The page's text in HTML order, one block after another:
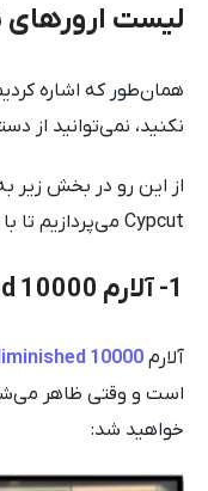
لیست ارورهای
همان‌طور که اشاره
نکنید، نمی‌توانید از
از این رو در بخش زیر
Cypcut می‌پردازیم تا با نوع خطا آشنا شوید:
1- آلارم Capacitance diminished 10000
آلارم 10000
است و وقتی ظاهر
خواهید شد: